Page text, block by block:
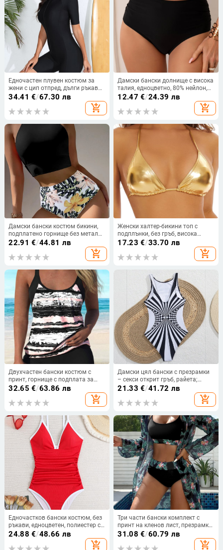
Едночастен плувен костюм за
жени с цип отпред, дълги ръкави,
подплънки за бюста, нейлон-
34.41 €/67.30 лв
add_shopping_cart
Дамски бански долнище с висока
талия, едноцветно, 80% нейлон,
облицовка полиестер 82%, тегло
12.47 €/24.39 лв
add_shopping_cart
Дамски бански костюм бикини,
подплатено горнище без метална
подпора, полиестерна тъкан 83%,
подплата 80% полиестер, тегло
250 g
22.91 €/44.81 лв
add_shopping_cart
Женски халтер-бикини топ с
подплънки, без гръб, висока
еластичност; материал: найлон
90% и подплата полиестер 82%.
17.23 €/33.70 лв
add_shopping_cart
Двухчастен бански костюм с
принт, горнище с подплата за
гърдите, висока еластичност,
метална опора
32.65 €/63.86 лв
add_shopping_cart
Дамски цял бански с презрамки
– секси открит гръб, райета;
полиестер, подплата
подходящ за плуване и фитнес
21.33 €/41.72 лв
add_shopping_cart
Едночастков бански костюм, без
ръкави, едноцветен, полиестер с
еластан, подплътен бюст
24.88 €/48.66 лв
add_shopping_cart
Три части бански комплект с
принт на кленов лист, презрамки
спагети, ниска талия, чашки с
подплата, полиестерна материя с
18% спандекс
31.08 €/60.79 лв
add_shopping_cart